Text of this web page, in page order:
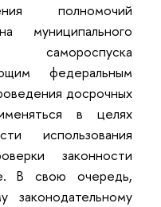
полномочий
муниципального
самороспуска
федеральным
досрочных
в целях
использования
законности
В свою очередь,
законодательному